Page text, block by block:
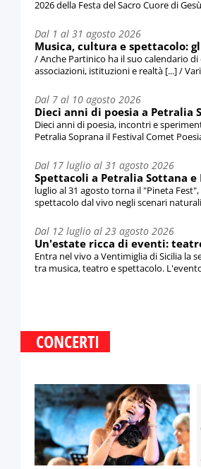
2026 della Festa del Sacro Cuore di
Dal 1 al 31 agosto 2026
Musica, cultura e spettacolo:
/ Anche Partinico ha il suo calendario
associazioni, istituzioni e realtà [...] /
Dal 7 al 10 agosto 2026
Dieci anni di poesia a Petralia
Dieci anni di poesia, incontri e
Petralia Soprana il Festival Comet
Dal 17 luglio al 31 agosto 2026
Spettacoli a Petralia Sottana
luglio al 31 agosto torna il "Pineta
spettacolo dal vivo negli scenari
Dal 12 luglio al 23 agosto 2026
Un'estate ricca di eventi:
Entra nel vivo a Ventimiglia di Sicilia la
tra musica, teatro e spettacolo.
CONCERTI